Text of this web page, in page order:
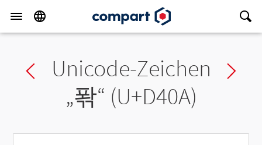
Previous char
Unicode-Zeichen
„퐊“ (U+D40A)